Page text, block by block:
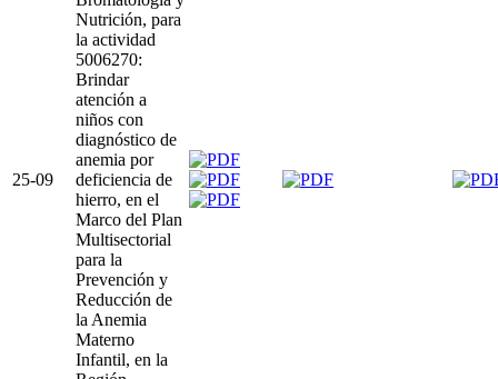
25-09
Nutrición, para
la actividad
5006270:
Brindar
atención a
niños con
diagnóstico de
anemia por
deficiencia de
hierro, en el
Marco del Plan
Multisectorial
para la
Prevención y
Reducción de
la Anemia
Materno
Infantil, en la